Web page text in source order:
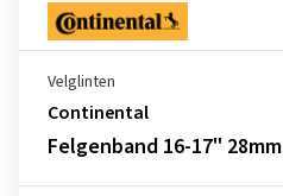
Velglinten
Continental
Felgenband 16-17" 28mm